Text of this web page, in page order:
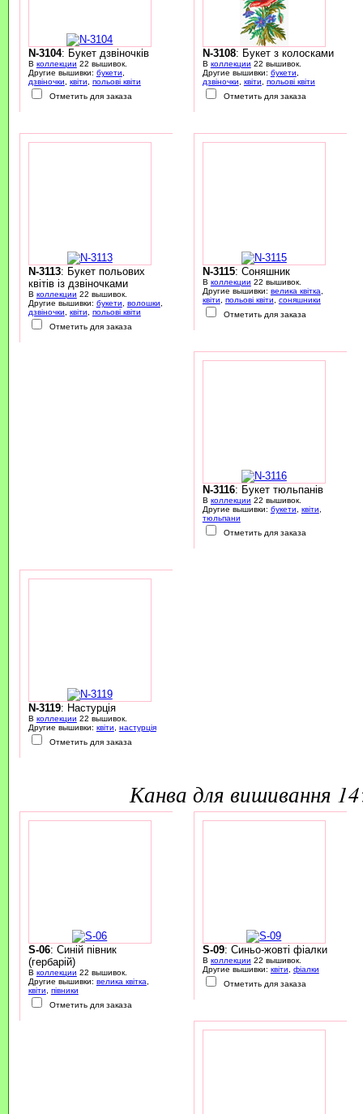
N-3104: Букет дзвіночків
В коллекции 22 вышивок.
Другие вышивки: букети
дзвіночки
квіти
польові квіти
Отметить для заказа
N-3108: Букет з колосками
В коллекции 22 вышивок.
Другие вышивки: букети
дзвіночки
квіти
польові квіти
Отметить для заказа
N-3113: Букет польових
квітів із дзвіночками
В коллекции 22 вышивок.
Другие вышивки: букети волошки
дзвіночки
квіти
польові квіти
Отметить для заказа
N-3115: Соняшник
В коллекции 22 вышивок.
Другие вышивки: велика квітка
квіти
польові квіти
соняшники
Отметить для заказа
N-3116: Букет тюльпанів
В коллекции 22 вышивок.
Другие вышивки: букети квіти
тюльпани
Отметить для заказа
N-3119: Настурція
В коллекции 22 вышивок.
Другие вышивки: квіти
настурція
Отметить для заказа
канва для вишивання
S-06: Синій півник
(гербарій)
В коллекции 22 вышивок.
Другие вышивки: велика квітка,
квіти, півники
Отметить для заказа
S-09: Синьо-жовті фіалки
В коллекции 22 вышивок.
Другие вышивки: квіти, фіалки
Отметить для заказа